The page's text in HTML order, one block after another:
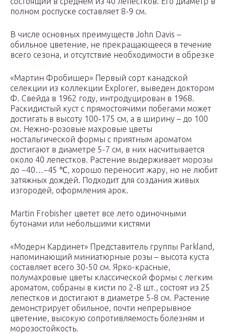
полном роспуске составляет 8-9 см.
В числе основных преимуществ John Davis –
обильное цветение, не прекращающееся в течение
всего сезона, и отсутствие необходимости в обрезке
«Мартин Фробишер» Первый сорт канадской
селекции из коллекции Explorer, выведен доктором
Ф. Свейда в 1962 году, интродуцирован в 1968.
Раскидистый куст с прямостоячими побегами может
достигать в высоту 100-175 см, а в ширину – до 100
см. Нежно-розовые махровые цветы
ностальгической формы с приятным ароматом
достигают в диаметре 5-7 см, в них насчитывается
около 40 лепестков. Растение выдерживает морозы
до −40…−45 ℃, хорошо переносит жару, но не любит
затяжных дождей. Подходит для создания живых
изгородей, оформления арок.
Martin Frobisher цветет все лето одиночными
бутонами или небольшими кистями
«Модерн Кардинет» Представитель группы Parkland,
напоминающий миниатюрные розы – высота куста
составляет всего 30-50 см. Ярко-красные,
полумахровые цветы классической формы с легким
ароматом, собраны в кисти по 2-8 шт., состоят из 25
лепестков и достигают в диаметре 5-8 см. Растение
демонстрирует обильное, почти непрерывное
цветение, высокую сопротивляемость болезням и
морозостойкость.